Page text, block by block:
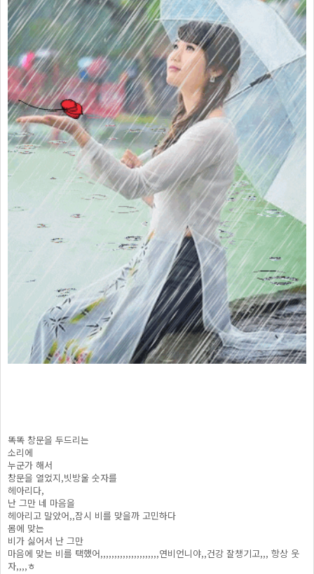
똑똑 창문을 두드리는
소리에
누군가 해서
창문을 열었지,빗방울 숫자를
헤아리다,
난 그만 네 마음을
헤아리고 말았어,,잠시 비를 맞을까 고민하다
몸에 맞는
비가 싫어서 난 그만
마음에 맞는 비를 택했어,,,,,,,,,,,,,,,,,,,,,연비언니야,,건강 잘챙기고,,, 항상 웃
자,,,,ㅎ